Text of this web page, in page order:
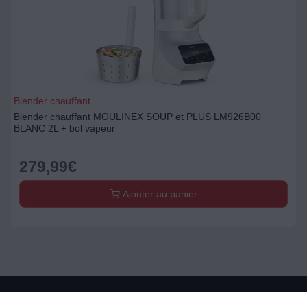
Blender chauffant
Blender chauffant MOULINEX SOUP et PLUS LM926B00
BLANC 2L + bol vapeur
279,99€
Ajouter au panier